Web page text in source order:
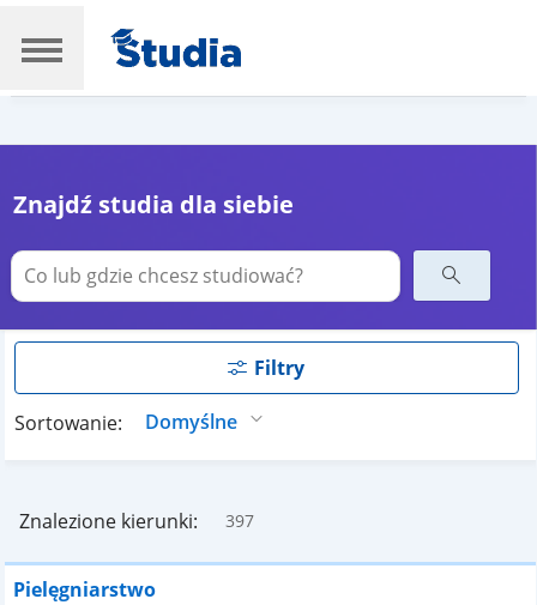
Znajdź studia dla siebie
Filtry
Sortowanie:
Znalezione kierunki: 397
Pielęgniarstwo